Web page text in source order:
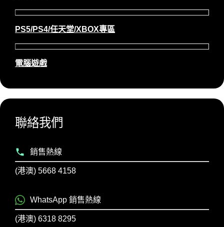
PS5/PS4/任天堂/XBOX專區
電腦遊戲
聯絡我們
銷售熱線
(港澳) 5668 4158
WhatsApp 銷售熱線
(港澳) 6318 8295